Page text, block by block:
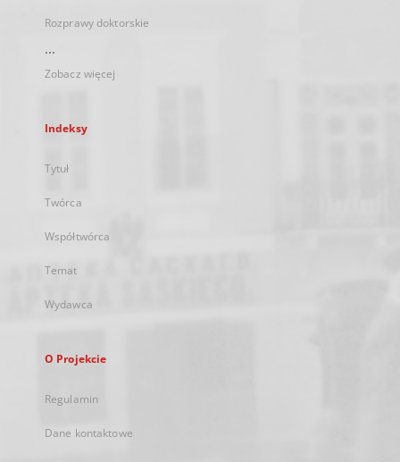
Rozprawy doktorskie
...
Zobacz więcej
Indeksy
Tytuł
Twórca
Współtwórca
Temat
Wydawca
O Projekcie
Regulamin
Dane kontaktowe